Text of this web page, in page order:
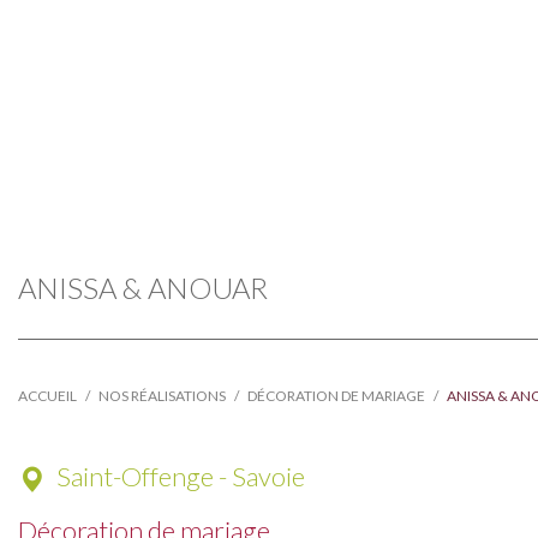
ANISSA & ANOUAR
ACCUEIL NOS RÉALISATIONS DÉCORATION DE MARIAGE ANISSA &
Saint-Offenge - Savoie
Décoration de mariage